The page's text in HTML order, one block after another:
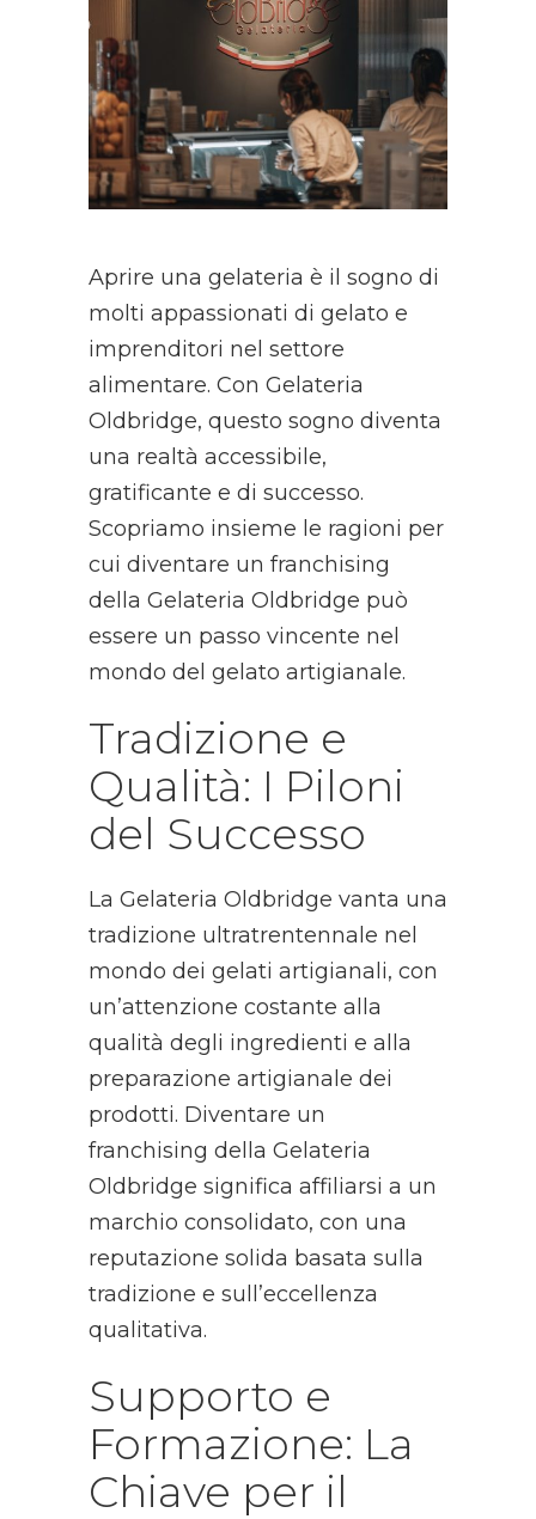
Aprire una gelateria è il sogno di
molti appassionati di gelato e
imprenditori nel settore
alimentare. Con Gelateria
Oldbridge, questo sogno diventa
una realtà accessibile,
gratificante e di successo.
Scopriamo insieme le ragioni per
cui diventare un franchising
della Gelateria Oldbridge può
essere un passo vincente nel
mondo del gelato artigianale.
Tradizione e
Qualità: I Piloni
del Successo
La Gelateria Oldbridge vanta una
tradizione ultratrentennale nel
mondo dei gelati artigianali, con
un’attenzione costante alla
qualità degli ingredienti e alla
preparazione artigianale dei
prodotti. Diventare un
franchising della Gelateria
Oldbridge significa affiliarsi a un
marchio consolidato, con una
reputazione solida basata sulla
tradizione e sull’eccellenza
qualitativa.
Supporto e
Formazione: La
Chiave per il